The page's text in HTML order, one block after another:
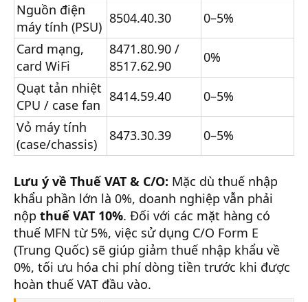
Nguồn điện
máy tính (PSU)
8504.40.30
0–5%
Card mạng,
card WiFi
8471.80.90 /
8517.62.90
0%
Quạt tản nhiệt
CPU / case fan
8414.59.40
0–5%
Vỏ máy tính
(case/chassis)
8473.30.39 0–5%
Lưu ý về Thuế VAT & C/O: Mặc dù thuế nhập
khẩu phần lớn là 0%, doanh nghiệp vẫn phải
nộp thuế VAT 10%. Đối với các mặt hàng có
thuế MFN từ 5%, việc sử dụng C/O Form E
(Trung Quốc) sẽ giúp giảm thuế nhập khẩu về
0%, tối ưu hóa chi phí dòng tiền trước khi được
hoàn thuế VAT đầu vào.